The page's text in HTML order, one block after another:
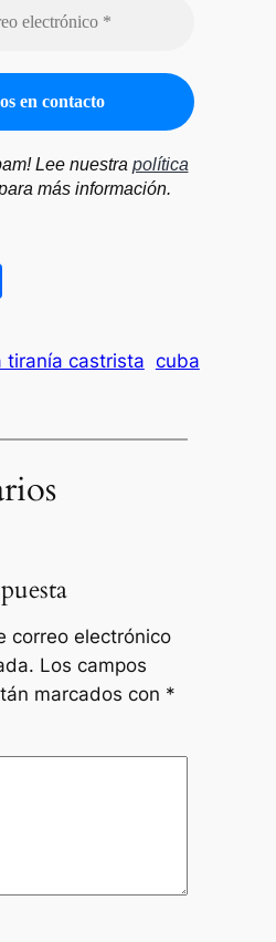
Lee nuestra política
más información.
Compartir
tiranía castrista cuba
correo electrónico
Los campos
marcados con *